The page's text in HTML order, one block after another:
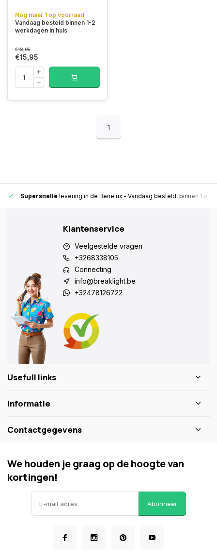
Nog maar 1 op voorraad
Vandaag besteld binnen 1-2
werkdagen in huis
€18,95
€15,95
1
Supersnelle levering in de Benelux - Vandaag besteld, binnen 1 à 2
Klantenservice
Veelgestelde vragen
+3268338105
Connecting
info@breaklight.be
+32478126722
Usefull links
Informatie
Contactgegevens
We houden je graag op de hoogte van
kortingen!
Abonneer